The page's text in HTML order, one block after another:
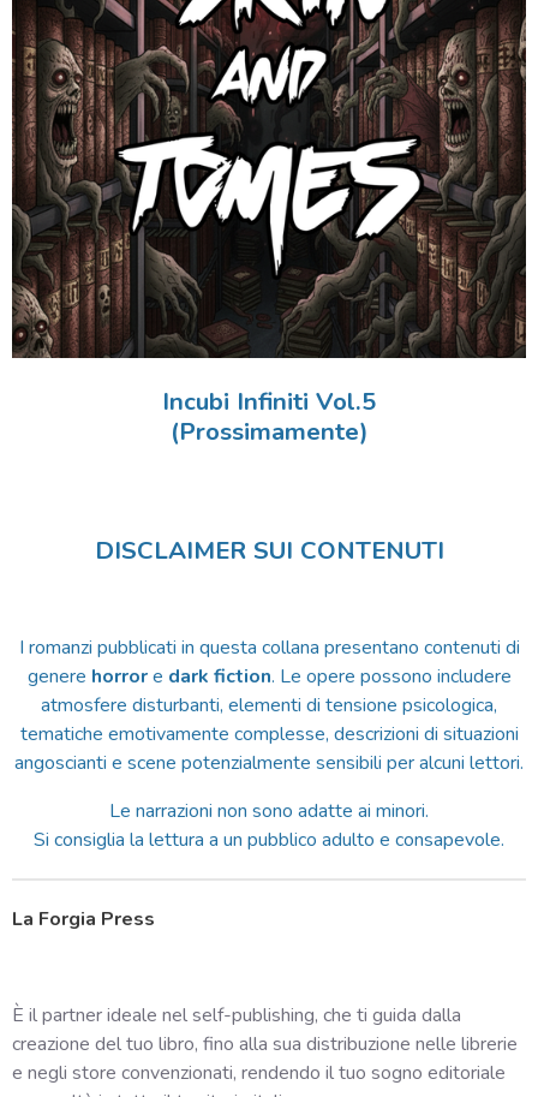
Incubi Infiniti Vol.5
(Prossimamente)
DISCLAIMER SUI CONTENUTI
I romanzi pubblicati in questa collana presentano contenuti di
genere horrore dark fiction. Le opere possono includere
atmosfere disturbanti, elementi di tensione psicologica,
tematiche emotivamente complesse, descrizioni di situazioni
angoscianti e scene potenzialmente sensibili per alcuni lettori.
Le narrazioni non sono adatte ai minori.
Si consiglia la lettura a un pubblico adulto e consapevole.
La Forgia Press
È il partner ideale nel self-publishing, che ti guida dalla
creazione del tuo libro, fino alla sua distribuzione nelle librerie
e negli store convenzionati, rendendo il tuo sogno editoriale